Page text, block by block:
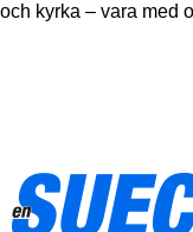
och kyrka – vara med